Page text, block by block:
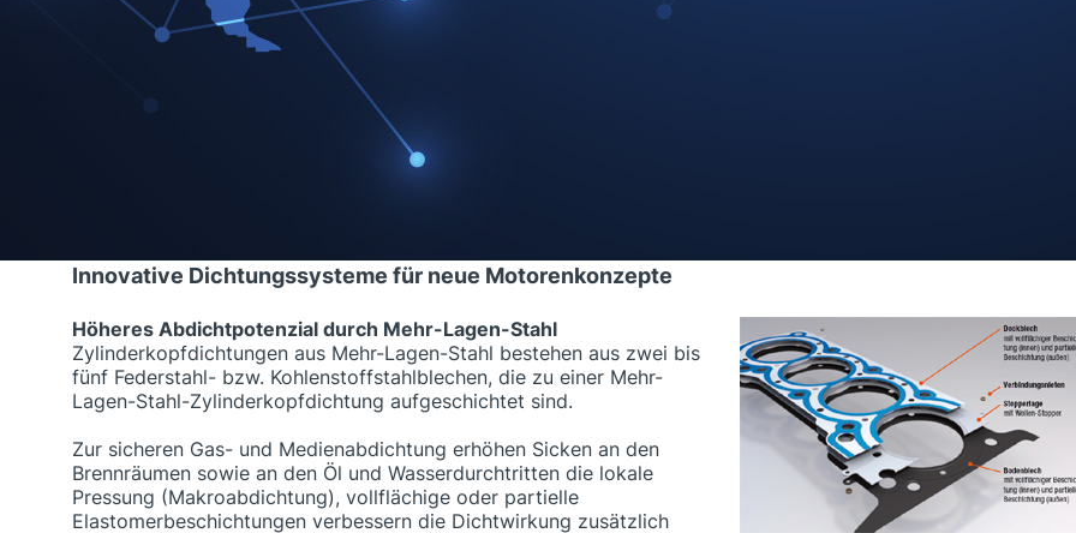
Zylinderkopfdichtungen aus Mehr-Lagen-Stahl bestehen aus zwei bis
fünf Federstahl- bzw. Kohlenstoffstahlblechen, die zu einer Mehr-
Lagen-Stahl-Zylinderkopfdichtung aufgeschichtet sind.
Zur sicheren Gas- und Medienabdichtung erhöhen Sicken an den
Brennräumen sowie an den Ölund Wasserdurchtritten die lokale
Pressung (Makroabdichtung), vollflächige oder partielle
Innovative Dichtungssysteme für neue Motorenkonzepte
Höheres Abdichtpotenzial durch Mehr-Lagen-Stahl
Zylinderkopfdichtungen aus Mehr-Lagen-Stahl bestehen aus zwei bis
fünf Federstahl- bzw. Kohlenstoffstahlblechen, die zu einer Mehr-
Lagen-Stahl-Zylinderkopfdichtung aufgeschichtet sind.
Zur sicheren Gas- und Medienabdichtung erhöhen Sicken an den
Brennräumen sowie an den Öl und Wasserdurchtritten die lokale
Pressung (Makroabdichtung), vollflächige oder partielle
Elastomerbeschichtungen verbessern die Dichtwirkung zusätzlich